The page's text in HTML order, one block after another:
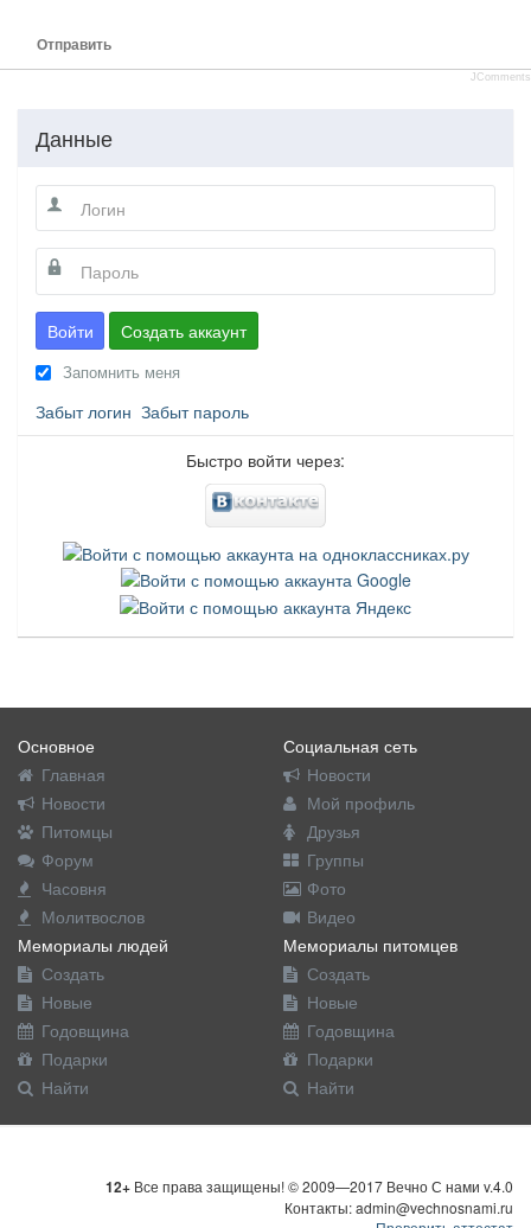
Отправить
JComments
Данные
Войти Создать аккаунт
Запомнить меня
Забыт логин Забыт пароль
Быстро войти через:
Основное
Главная
Новости
Питомцы
Форум
Часовня
Молитвослов
Социальная сеть
Новости
Мой профиль
Друзья
Группы
Фото
Видео
Мемориалы людей
Создать
Новые
Годовщина
Подарки
Найти
Мемориалы питомцев
Создать
Новые
Годовщина
Подарки
Найти
12+ Все права защищены! © 2009—2017 Вечно С нами v.4.0
Контакты: admin@vechnosnami.ru